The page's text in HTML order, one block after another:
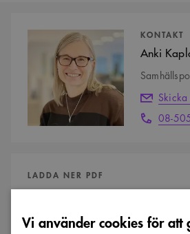
KONTAKT
Anki
Skicka
08-
LADDA NER PDF
Vi använder cookies för att